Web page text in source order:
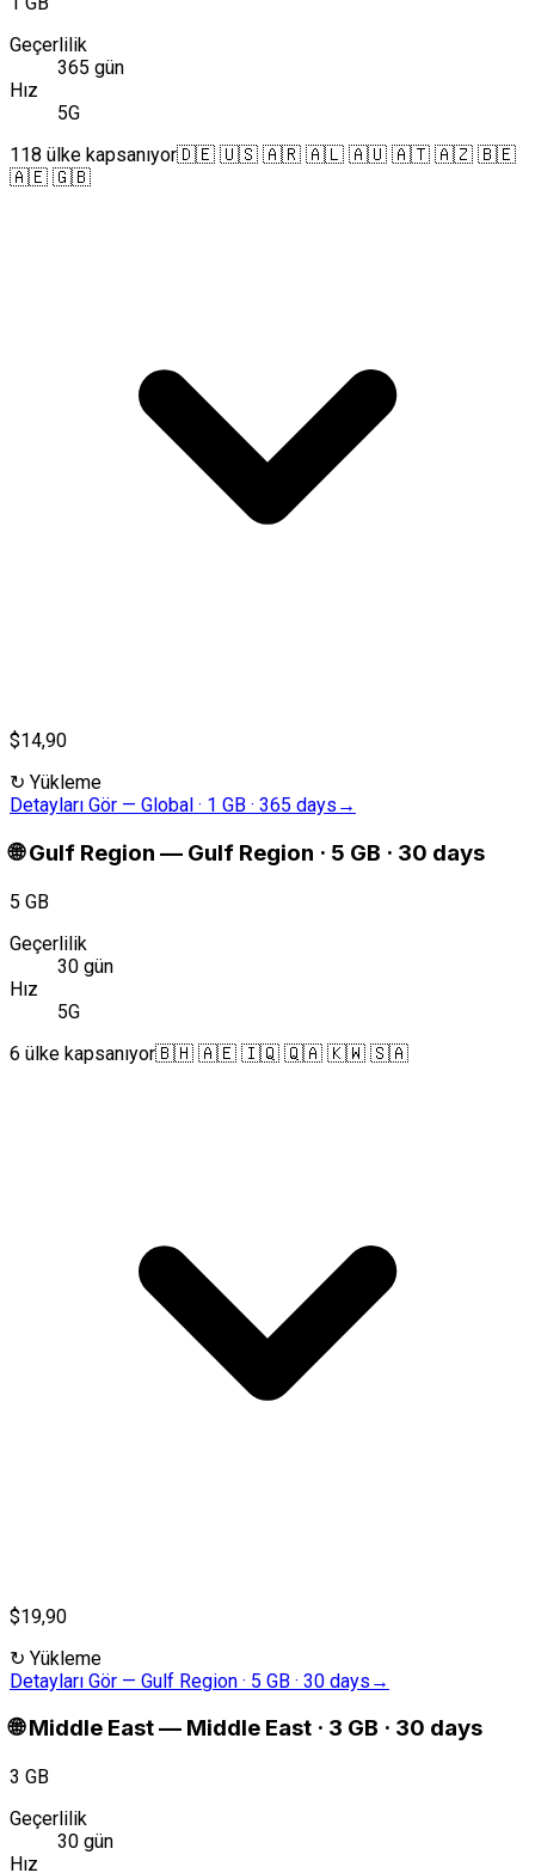
Geçerlilik
365 gün
Hız
5G
118 ülke kapsanıyor🇩🇪 🇺🇸 🇦🇷 🇦🇱 🇦🇺 🇦🇹 🇦🇿 🇧🇪
🇦🇪 🇬🇧
$14,90
↻ Yükleme
Detayları Gör — Global · 1 GB · 365 days →
🌐 Gulf Region — Gulf Region · 5 GB · 30 days
5 GB
Geçerlilik
30 gün
Hız
5G
6 ülke kapsanıyor🇧🇭 🇦🇪 🇮🇶 🇶🇦 🇰🇼 🇸🇦
$19,90
↻ Yükleme
Detayları Gör — Gulf Region · 5 GB · 30 days →
🌐 Middle East— Middle East · 3 GB · 30 days
3 GB
Geçerlilik
30 gün
Hız